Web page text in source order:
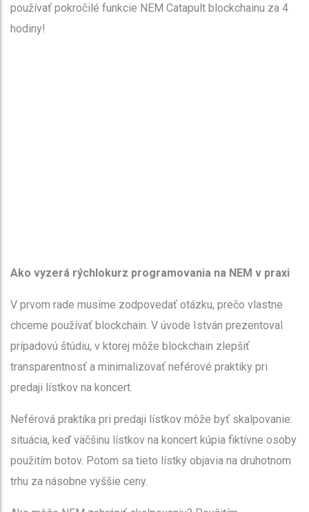
používať pokročilé funkcie NEM Catapult blockchainu za 4
hodiny!
Ako vyzerá rýchlokurz programovania na NEM v praxi
V prvom rade musíme zodpovedať otázku, prečo vlastne
chceme používať blockchain. V úvode István prezentoval
prípadovú štúdiu, v ktorej môže blockchain zlepšiť
transparentnosť a minimalizovať neférové praktiky pri
predaji lístkov na koncert.
Neférová praktika pri predaji lístkov môže byť skalpovanie:
situácia, keď väčšinu lístkov na koncert kúpia fiktívne osoby
použitím botov. Potom sa tieto lístky objavia na druhotnom
trhu za násobne vyššie ceny.